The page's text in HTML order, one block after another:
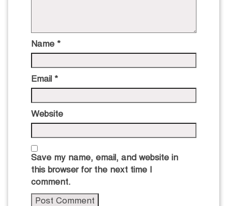
Name *
Email *
Website
Save my name, email, and website in
this browser for the next time I
comment.